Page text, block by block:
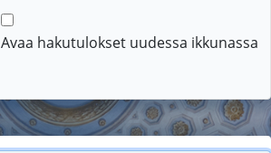
Avaa hakutulokset uudessa ikkunassa